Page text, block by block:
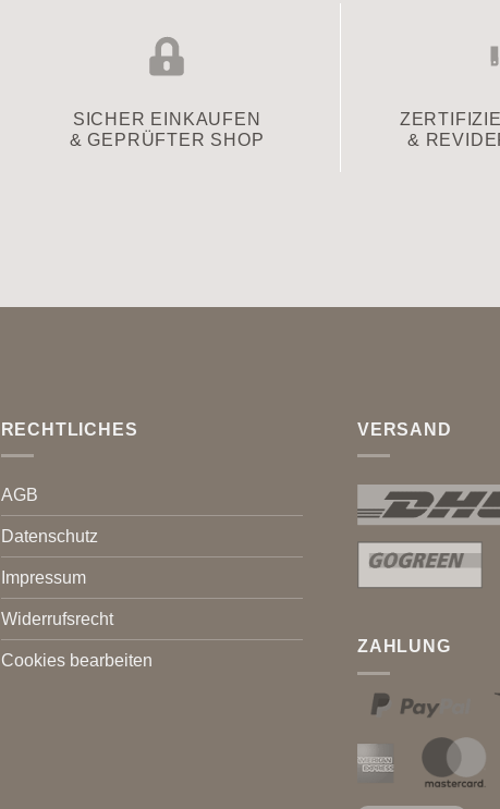
SICHER EINKAUFEN
& GEPRÜFTER SHOP
&
RECHTLICHES
AGB
Datenschutz
Impressum
Widerrufsrecht
Cookies bearbeiten
VERSAND
ZAHLUNG